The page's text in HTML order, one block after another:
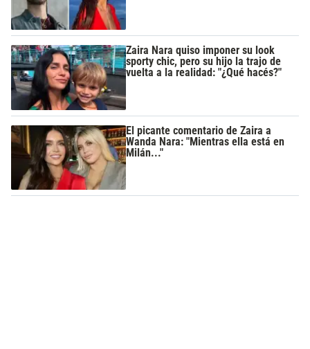
Zaira Nara quiso imponer su look
sporty chic, pero su hijo la trajo de
vuelta a la realidad: "¿Qué hacés?"
El picante comentario de Zaira a
Wanda Nara: "Mientras ella está en
Milán..."